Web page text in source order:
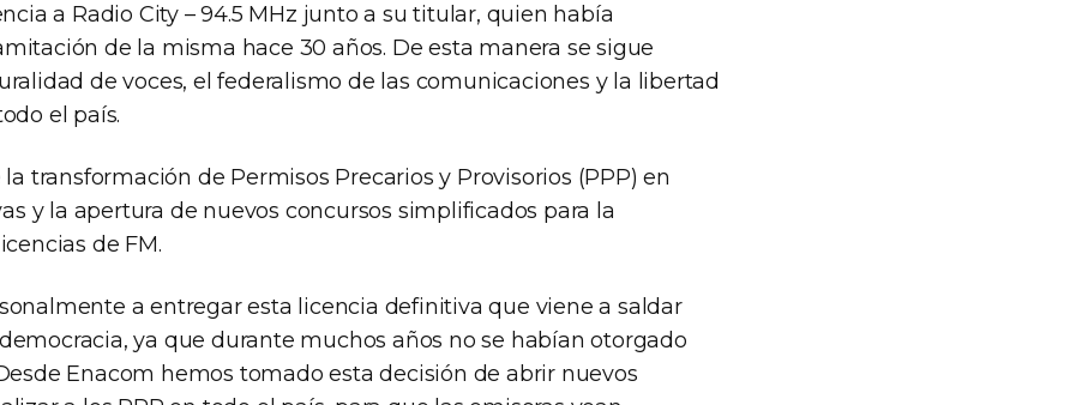
a Radio City – 94.5 MHz junto a su titular, quien había
de la misma hace 30 años. De esta manera se sigue
de voces, el federalismo de las comunicaciones y la libertad
el país.
transformación de Permisos Precarios y Provisorios (PPP) en
y la apertura de nuevos concursos simplificados para la
de FM.
a entregar esta licencia definitiva que viene a saldar
ya que durante muchos años no se habían otorgado
Enacom hemos tomado esta decisión de abrir nuevos